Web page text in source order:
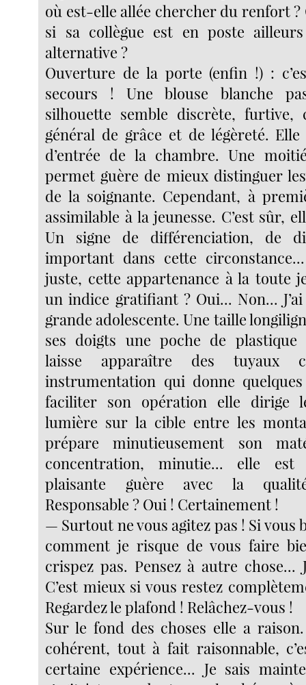
où est-elle allée chercher du renfort ?
si sa collègue est en poste
alternative ?
Ouverture de la porte (enfin !) :
secours ! Une blouse blanche
silhouette semble discrète, furtive,
général de grâce et de légèreté.
d’entrée de la chambre. Une
permet guère de mieux distinguer
de la soignante. Cependant, à
assimilable à la jeunesse. C’est sûr,
Un signe de différenciation, de
important dans cette
juste, cette appartenance à la toute
un indice gratifiant ? Oui... Non...
grande adolescente. Une taille
ses doigts une poche de
laisse apparaître des tuyaux
instrumentation qui donne
faciliter son opération elle dirige
lumière sur la cible entre les
prépare minutieusement son
concentration, minutie... elle
plaisante guère avec la
Responsable ? Oui ! Certainement !
— Surtout ne vous agitez pas ! Si vous
comment je risque de vous faire
crispez pas. Pensez à autre chose...
C’est mieux si vous restez
Regardez le plafond ! Relâchez-vous !
Sur le fond des choses elle a
cohérent, tout à fait raisonnable,
certaine expérience... Je sais